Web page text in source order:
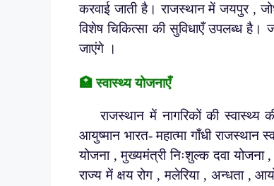
करवाई जाती है। राजस्थान में जयपुर ,
विशेष चिकित्सा की सुविधाएँ उपलब्ध
जाएंगे ।
🏥 स्वास्थ्य योजनाएँ
राजस्थान में नागरिकों की स्वास्थ्य
आयुष्मान भारत- महात्मा गाँधी राजस्थान
योजना , मुख्यमंत्री निःशुल्क दवा
राज्य में क्षय रोग , मलेरिया , अन्धता ,